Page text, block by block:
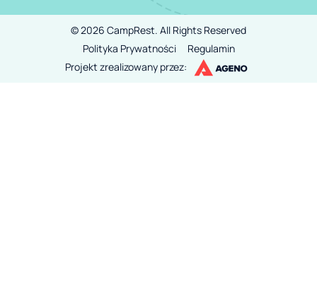
©2026 CampRest. All Rights Reserved
Polityka Prywatności
Regulamin
Projekt zrealizowany przez: